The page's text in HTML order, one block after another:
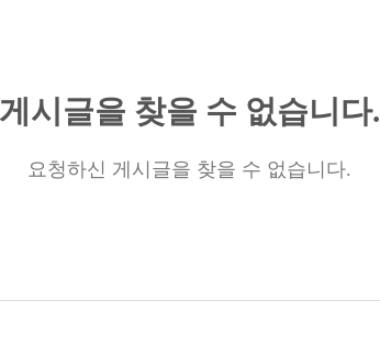
게시글을 찾을 수 없습니다.
요청하신 게시글을 찾을 수 없습니다.